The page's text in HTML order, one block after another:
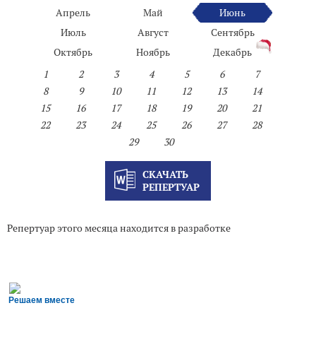
Апрель
Май
Июнь
Июль
Август
Сентябрь
Октябрь
Ноябрь
Декабрь
1
2 3 4 5 6
7
8
9 10 11 12 13
14
15
16 17 18 19 20
21
22
23 24 25 26 27
28
29
30
СКАЧАТЬ
РЕПЕРТУАР
Репертуар этого месяца находится в разработке
Решаем вместе